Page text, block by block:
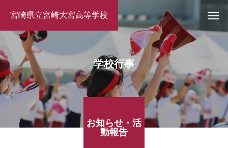
宮崎県立宮崎大宮高等学校
学校行事
お知らせ・活
動報告